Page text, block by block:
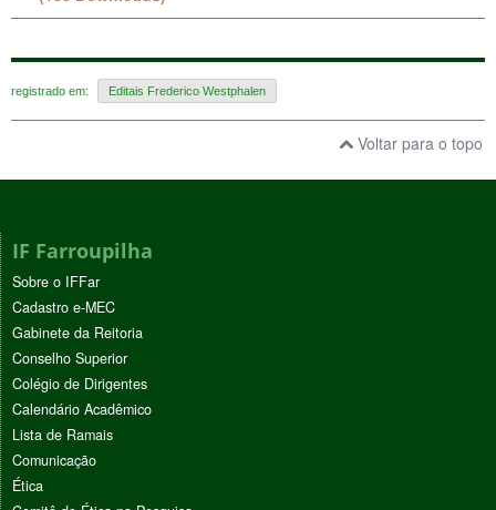
registrado em: Editais Frederico Westphalen
Voltar para o topo
IF Farroupilha
Sobre o IFFar
Cadastro e-MEC
Gabinete da Reitoria
Conselho Superior
Colégio de Dirigentes
Calendário Acadêmico
Lista de Ramais
Comunicação
Ética